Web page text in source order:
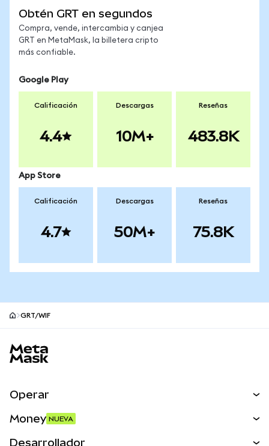
Obtén GRT en segundos
Compra, vende, intercambia y canjea
GRT en MetaMask, la billetera cripto
más confiable.
Google Play
Calificación
4.4
Descargas
10M+
Reseñas
483.8K
App Store
Calificación
4.7
Descargas
50M+
Reseñas
75.8K
GRT/WIF
Operar
Money NUEVA
Desarrollador